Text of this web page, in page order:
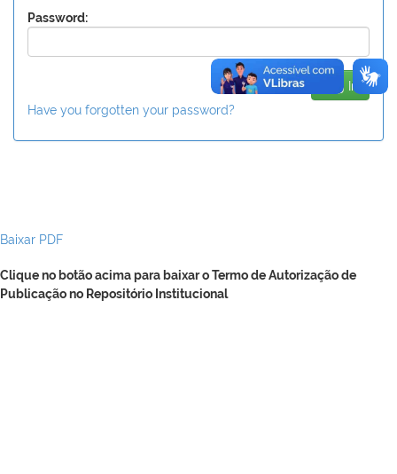
Password:
Have you forgotten your password?
Baixar PDF
Clique no botão acima para baixar o Termo de Autorização de
Publicação no Repositório Institucional